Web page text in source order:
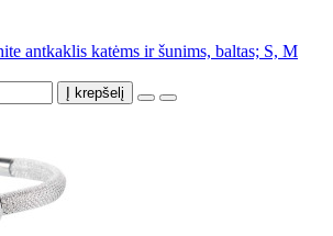
antkaklis katėms ir šunims, baltas; S, M
Į krepšelį